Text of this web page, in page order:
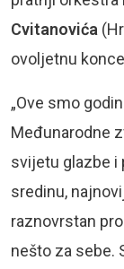
Cvitanovića
ovoljetnu
„Ove smo
Međunarodne
svijetu glazbe i
sredinu,
raznovrstan
nešto za sebe.